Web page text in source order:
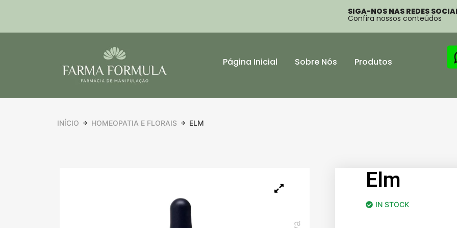
SIGA-NOS NAS REDES
Confira nossos conteúdos
Página Inicial Sobre Nós Produtos
INÍCIO HOMEOPATIA E FLORAIS ELM
Elm
IN STOCK